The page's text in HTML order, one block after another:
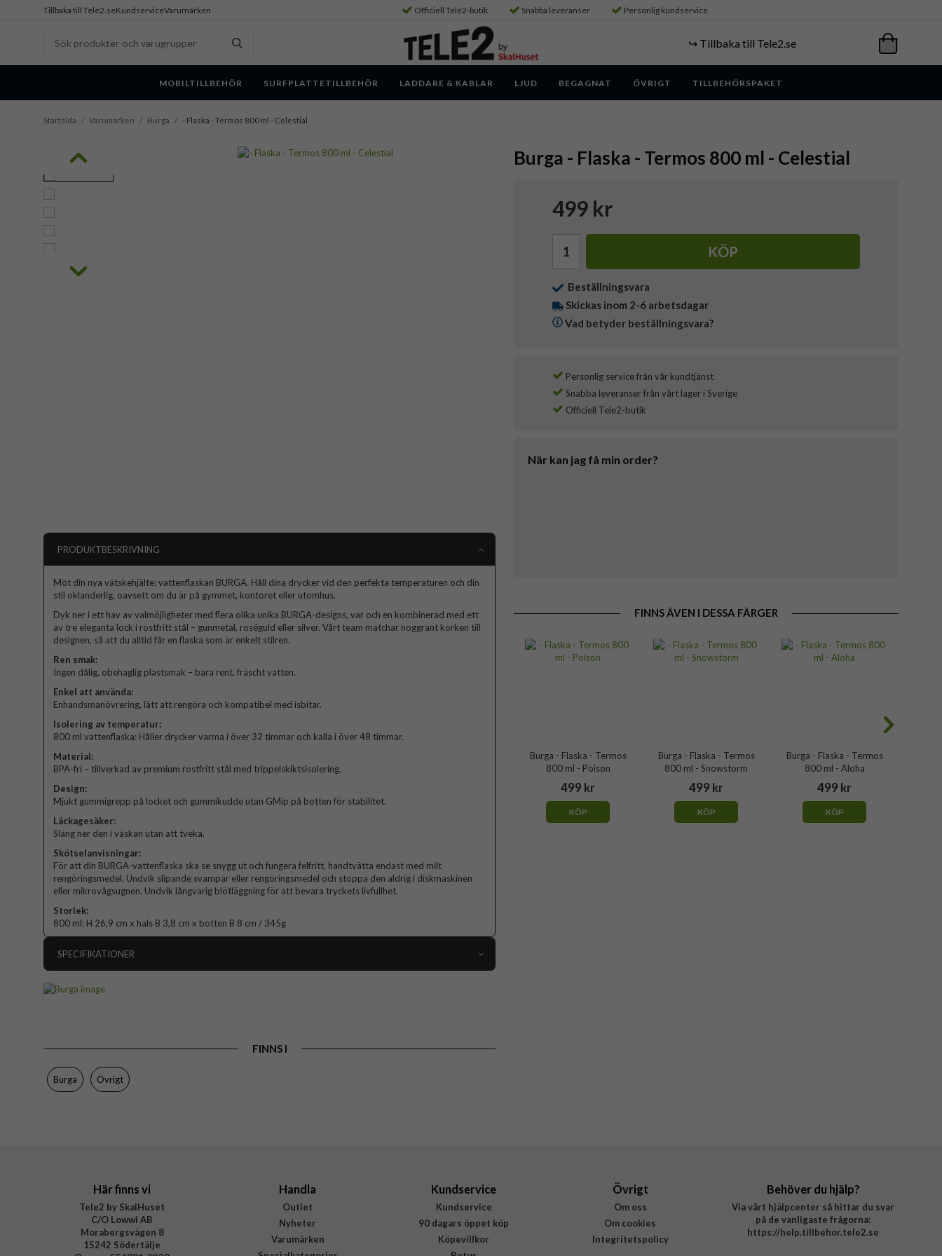
Tillbaka till Tele2.seKundserviceVarumärken Officiell Tele2-butik Snabba leveranser Personlig kundservice
↪️ Tillbaka till Tele2.se
MOBILTILLBEHÖR SURFPLATTETILLBEHÖR LADDARE & KABLAR LJUD BEGAGNAT ÖVRIGT TILLBEHÖRSPAKET
Startsida / Varumärken / Burga / - Flaska - Termos 800 ml - Celestial
Burga - Flaska - Termos 800 ml - Celestial
499 kr
KÖP
Beställningsvara
Skickas inom 2-6 arbetsdagar
Vad betyder beställningsvara?
Personlig service från vår kundtjänst
Snabba leveranser från vårt lager i Sverige
Officiell Tele2-butik
När kan jag få min order?
FINNS ÄVEN I DESSA FÄRGER
Burga - Flaska - Termos
800 ml - Poison
499 kr
KÖP
Burga - Flaska - Termos
800 ml - Snowstorm
499 kr
KÖP
Burga - Flaska - Termos
800 ml - Aloha
499 kr
KÖP
PRODUKTBESKRIVNING
Möt din nya vätskehjälte: vattenflaskan BURGA. Håll dina drycker vid den perfekta temperaturen och din
stil oklanderlig, oavsett om du är på gymmet, kontoret eller utomhus.
Dyk ner i ett hav av valmöjligheter med flera olika unika BURGA-designs, var och en kombinerad med ett
av tre eleganta lock i rostfritt stål – gunmetal, roséguld eller silver. Vårt team matchar noggrant korken till
designen, så att du alltid får en flaska som är enkelt stilren.
Ren smak:
Ingen dålig, obehaglig plastsmak – bara rent, fräscht vatten.
Enkel att använda:
Enhandsmanövrering, lätt att rengöra och kompatibel med isbitar.
Isolering av temperatur:
800 ml vattenflaska: Håller drycker varma i över 32 timmar och kalla i över 48 timmar.
Material:
BPA-fri – tillverkad av premium rostfritt stål med trippelskiktsisolering.
Design:
Mjukt gummigrepp på locket och gummikudde utan GMip på botten för stabilitet.
Läckagesäker:
Släng ner den i väskan utan att tveka.
Skötselanvisningar:
För att din BURGA-vattenflaska ska se snygg ut och fungera felfritt, handtvätta endast med milt
rengöringsmedel. Undvik slipande svampar eller rengöringsmedel och stoppa den aldrig i diskmaskinen
eller mikrovågsugnen. Undvik långvarig blötläggning för att bevara tryckets livfullhet.
Storlek:
800 ml: H 26,9 cm x hals B 3,8 cm x botten B 8 cm / 345g
SPECIFIKATIONER
Tillverkarens art nr
948822
EAN
FINNS I
Burga Övrigt
Här finns vi
Tele2 by SkalHuset
C/O Lowwi AB
Morabergsvägen 8
15242 Södertälje
Handla
Outlet
Nyheter
Varumärken
Kundservice
Kundservice
90 dagars öppet köp
Köpevillkor
Övrigt
Om oss
Om cookies
Integritetspolicy
Behöver du hjälp?
Via vårt hjälpcenter så hittar du svar
på de vanligaste frågorna:
https://help.tillbehor.tele2.se